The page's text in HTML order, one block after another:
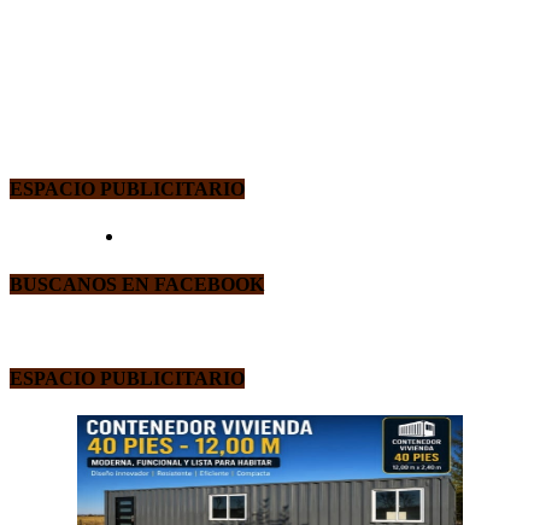
ESPACIO PUBLICITARIO
BUSCANOS EN FACEBOOK
ESPACIO PUBLICITARIO